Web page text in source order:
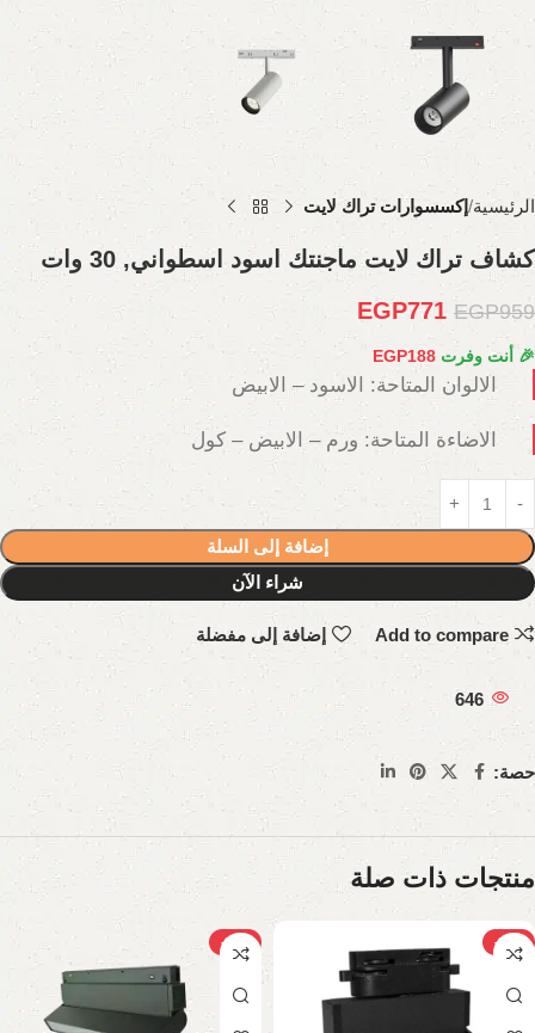
الرئيسية إكسسوارات تراك لايت
كشاف تراك لايت ماجنتك اسود اسطواني, 30 وات
EGP959
EGP771
🎉 أنت وفرت EGP188
الالوان المتاحة: الاسود – الابيض
الاضاءة المتاحة: ورم – الابيض – كول
إضافة إلى السلة
شراء الآن
Add to compare إضافة إلى مفضلة
646
حصة:
منتجات ذات صلة
-31%
-21%